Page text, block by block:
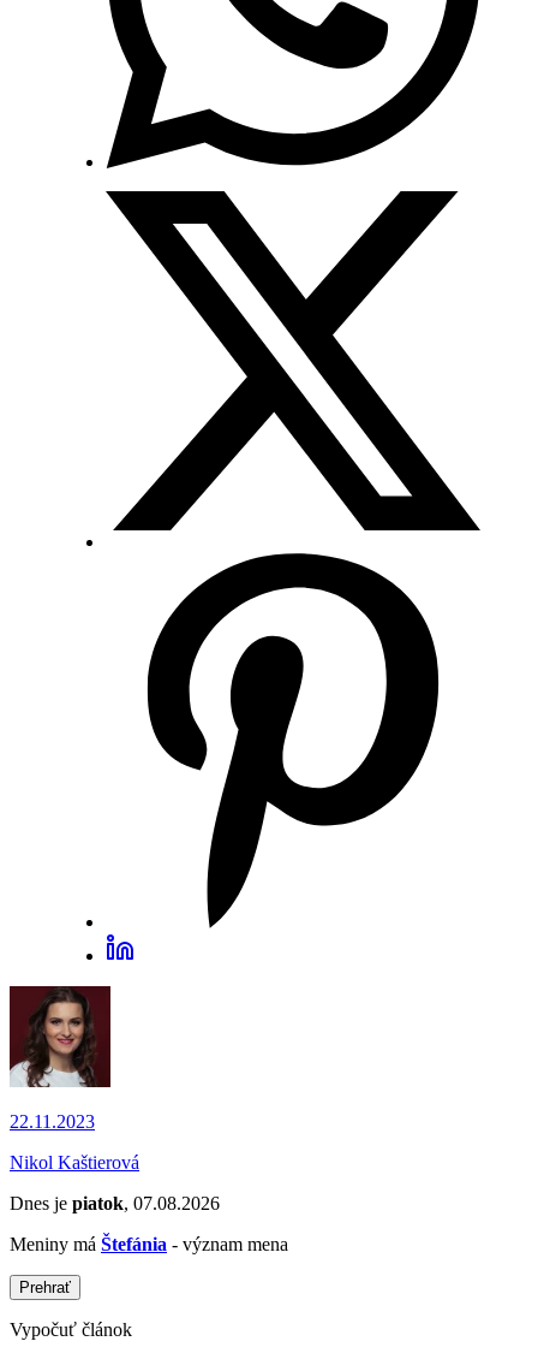
22.11.2023
Nikol Kaštierová
Dnes je piatok, 07.08.2026
Meniny má Štefánia - význam mena
Prehrať
Vypočuť článok